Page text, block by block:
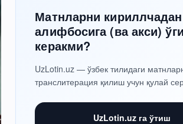
Матнларни
алифбосига (ва акси)
керакми?
UzLotin.uz — ўзбек тилидаги
транслитерация қилиш учун қулай
UzLotin.uz га ўтиш